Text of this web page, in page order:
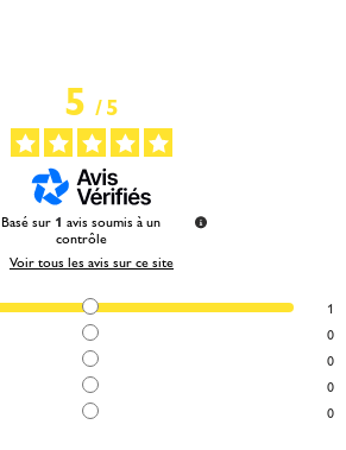
5/5
Basé sur 1 avis soumis à un
contrôle
Voir tous les avis sur ce site
1
0
0
0
0